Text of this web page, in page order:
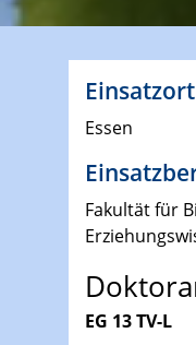
Einsatzort
Essen
Fakultät für
EG 13 TV-L